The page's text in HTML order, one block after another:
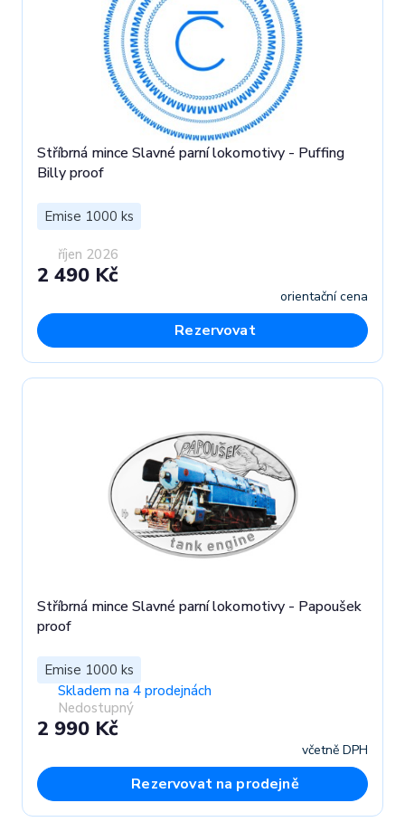
Stříbrná mince Slavné parní lokomotivy - Puffing
Billy proof
Emise 1000 ks
říjen 2026
2 490 Kč
orientační cena
Rezervovat
Stříbrná mince Slavné parní lokomotivy - Papoušek
proof
Emise 1000 ks
Skladem na 4 prodejnách
Nedostupný
2 990 Kč
včetně DPH
Rezervovat na prodejně